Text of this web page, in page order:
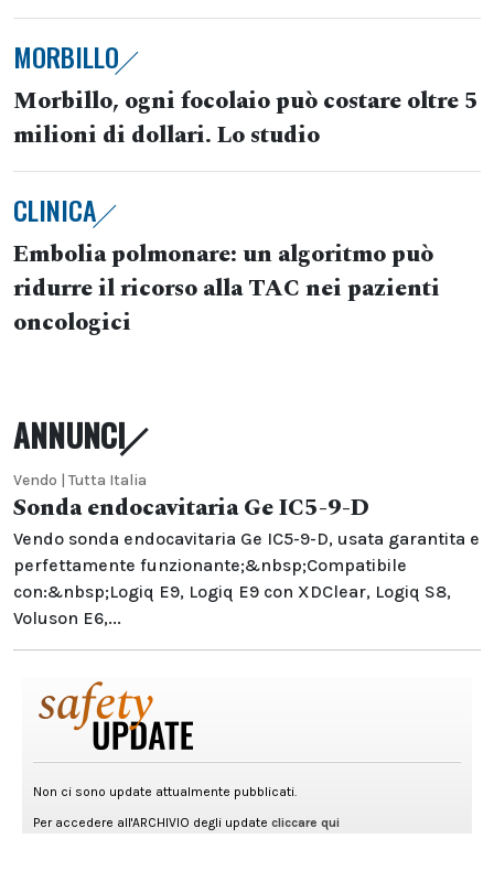
MORBILLO
Morbillo, ogni focolaio può costare oltre 5
milioni di dollari. Lo studio
CLINICA
Embolia polmonare: un algoritmo può
ridurre il ricorso alla TAC nei pazienti
oncologici
ANNUNCI
Vendo | Tutta Italia
Sonda endocavitaria Ge IC5-9-D
Vendo sonda endocavitaria Ge IC5-9-D, usata garantita e
perfettamente funzionante;&nbsp;Compatibile
con:&nbsp;Logiq E9, Logiq E9 con XDClear, Logiq S8,
Voluson E6,...